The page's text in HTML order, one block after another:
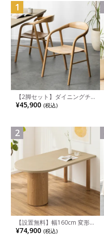
1
【2脚セット】ダイニングチ
ェア 木製 LUGA 肘付き チェ
ア 天然木 リビング椅子 板座
ュラル ブラウン 完成品
¥45,900 (税込)
2
【設置無料】幅160cm 変形
半円 ダイニングテーブル モ
ルタル風 LENAS コンクリー
¥74,900 (税込)